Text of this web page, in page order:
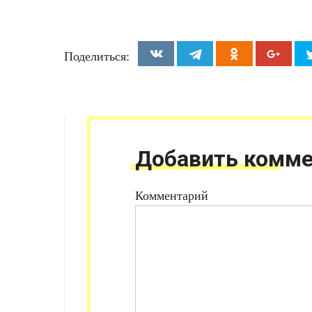
Поделиться:
Добавить
Комментарий